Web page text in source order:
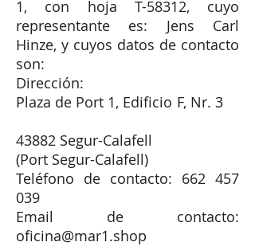
1, con hoja T-58312, cuyo
representante es: Jens Carl
Hinze, y cuyos datos de contacto
son:
Dirección:
Plaza de Port 1, Edificio F, Nr. 3
43882 Segur-Calafell
(Port Segur-Calafell)
Teléfono de contacto: 662 457
039
Email de contacto:
oficina@mar1.shop